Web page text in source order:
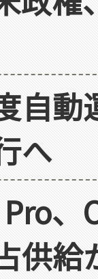
自
へ
供給